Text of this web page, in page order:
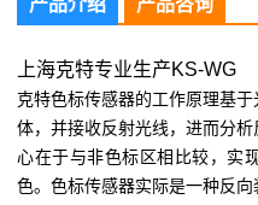
产品介绍 产品咨询
上海克特专业生产KS-WG
克特色标传感器的工作原理基
体，并接收反射光线，进而分
心在于与非色标区相比较，实
色。色标传感器实际是一种反